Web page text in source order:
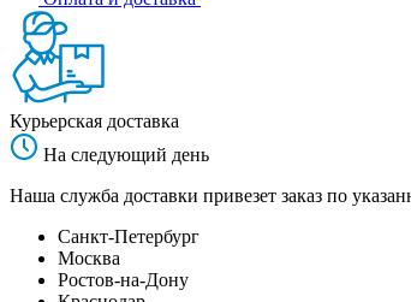
Курьерская доставка
На следующий день
Наша служба доставки привезет заказ по
Санкт-Петербург
Москва
Ростов-на-Дону